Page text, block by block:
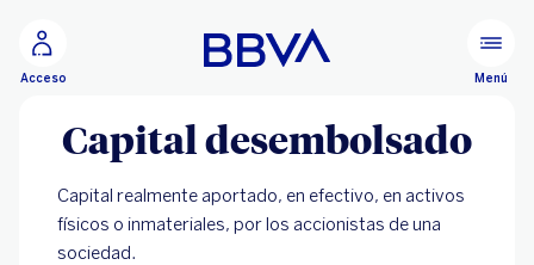
Acceso Menú
Capital desembolsado
Capital realmente aportado, en efectivo, en activos
físicos o inmateriales, por los accionistas de una
sociedad.